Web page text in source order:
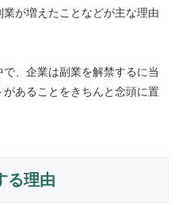
が増えたことなどが主な理由
、企業は副業を解禁するに当
あることをきちんと念頭に置
る理由